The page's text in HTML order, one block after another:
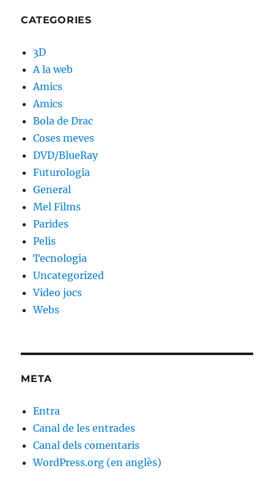
CATEGORIES
3D
A la web
Amics
Amics
Bola de Drac
Coses meves
DVD/BlueRay
Futurologia
General
Mel Films
Parides
Pelis
Tecnologia
Uncategorized
Video jocs
Webs
META
Entra
Canal de les entrades
Canal dels comentaris
WordPress.org (en anglès)